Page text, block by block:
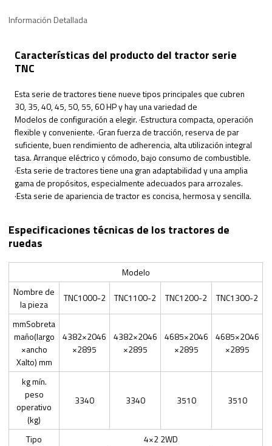
Información Detallada
Características del producto del tractor serie
TNC
Esta serie de tractores tiene nueve tipos principales que cubren
30, 35, 40, 45, 50, 55, 60 HP y hay una variedad de
Modelos de configuración a elegir. ·Estructura compacta, operación
flexible y conveniente. ·Gran fuerza de tracción, reserva de par
suficiente, buen rendimiento de adherencia, alta utilización integral
tasa. Arranque eléctrico y cómodo, bajo consumo de combustible.
·Esta serie de tractores tiene una gran adaptabilidad y una amplia
gama de propósitos, especialmente adecuados para arrozales.
·Esta serie de apariencia de tractor es concisa, hermosa y sencilla.
Especificaciones técnicas de los tractores de
ruedas
Modelo
Nombre de
la pieza
TNC1000-2 TNC1100-2 TNC1200-2 TNC1300-2
mmSobreta
maño(largo
×ancho
Xalto) mm
4382×2046
×2895
4382×2046
×2895
4685×2046
×2895
4685×2046
×2895
kg mín.
peso
operativo
(kg)
3340 3340 3510 3510
Tipo 4×2 2WD